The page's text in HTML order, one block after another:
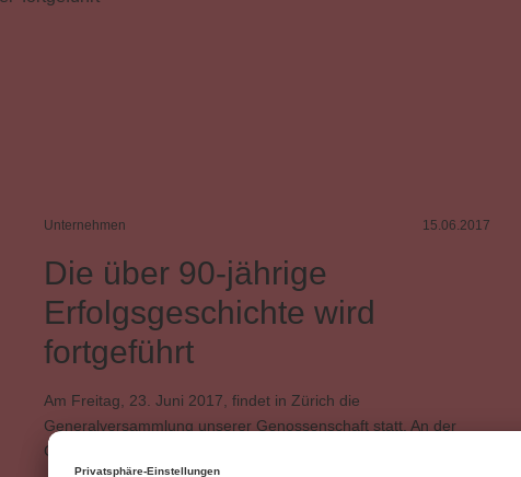
Unternehmen 15.06.2017
Die über 90-jährige
Erfolgsgeschichte wird
fortgeführt
Am Freitag, 23. Juni 2017, findet in Zürich die
Generalversammlung unserer Genossenschaft statt. An der
Generalversammlung haben die Mitglieder die …